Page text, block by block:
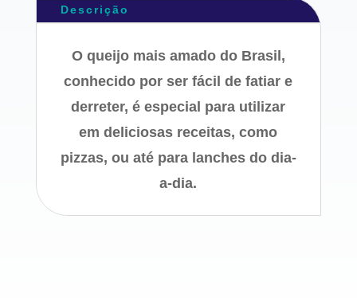
Descrição
O queijo mais amado do Brasil,
conhecido por ser fácil de fatiar e
derreter, é especial para utilizar
em deliciosas receitas, como
pizzas, ou até para lanches do dia-
a-dia.